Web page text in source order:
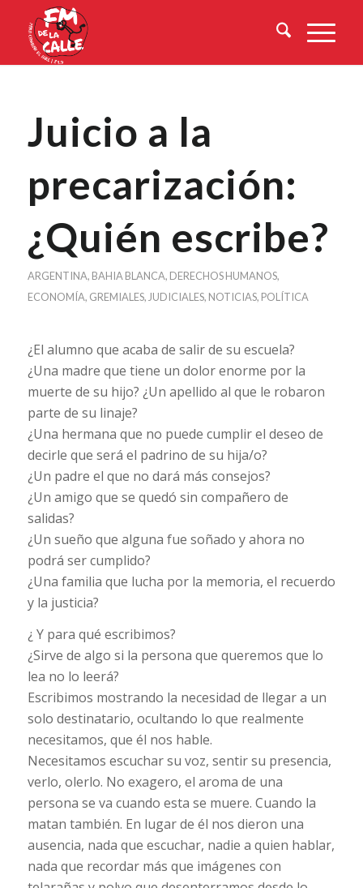
Juicio a la
precarización:
¿Quién escribe?
ARGENTINA, BAHIA BLANCA, DERECHOS HUMANOS,
ECONOMÍA, GREMIALES, JUDICIALES, NOTICIAS, POLÍTICA
¿El alumno que acaba de salir de su escuela?
¿Una madre que tiene un dolor enorme por la
muerte de su hijo? ¿Un apellido al que le robaron
parte de su linaje?
¿Una hermana que no puede cumplir el deseo de
decirle que será el padrino de su hija/o?
¿Un padre el que no dará más consejos?
¿Un amigo que se quedó sin compañero de
salidas?
¿Un sueño que alguna fue soñado y ahora no
podrá ser cumplido?
¿Una familia que lucha por la memoria, el recuerdo
y la justicia?
¿ Y para qué escribimos?
¿Sirve de algo si la persona que queremos que lo
lea no lo leerá?
Escribimos mostrando la necesidad de llegar a un
solo destinatario, ocultando lo que realmente
necesitamos, que él nos hable.
Necesitamos escuchar su voz, sentir su presencia,
verlo, olerlo. No exagero, el aroma de una
persona se va cuando esta se muere. Cuando la
matan también. En lugar de él nos dieron una
ausencia, nada que escuchar, nadie a quien hablar,
nada que recordar más que imágenes con